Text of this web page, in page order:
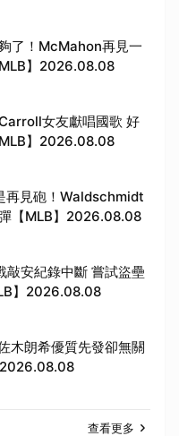
了！McMahon再見一
】2026.08.08
女友獻唱國歌 好
】2026.08.08
再見砲！Waldschmidt
【MLB】2026.08.08
敲安紀錄中斷 嘗試盜壘
】2026.08.08
木朗希優質先發卻無關
查看更多